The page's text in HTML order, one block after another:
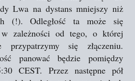
Lwa na dystans mniejszy niż
(!). Odległość ta może się
w zależności od tego, o której
przypatrzymy się złączeniu.
panować będzie pomiędzy
CEST. Przez następne pół